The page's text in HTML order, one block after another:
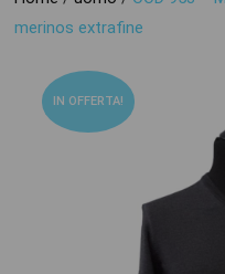
merinos extrafine
IN OFFERTA!